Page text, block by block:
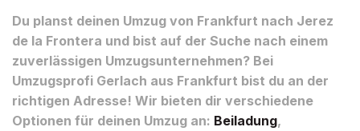
Du planst deinen Umzug von Frankfurt nach Jerez
de la Frontera und bist auf der Suche nach einem
zuverlässigen Umzugsunternehmen? Bei
Umzugsprofi Gerlach aus Frankfurt bist du an der
richtigen Adresse! Wir bieten dir verschiedene
Optionen für deinen Umzug an: Beiladung,